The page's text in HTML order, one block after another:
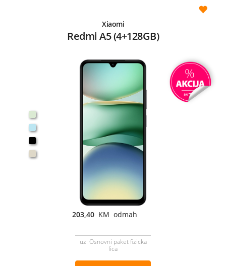
Xiaomi
Redmi A5 (4+128GB)
203,40 KM odmah
uz Osnovni paket fizicka
lica